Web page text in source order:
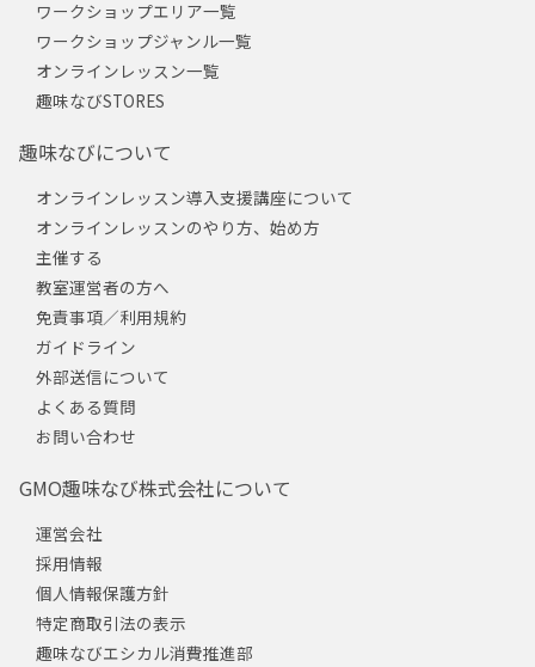
ワークショップエリア一覧
ワークショップジャンル一覧
オンラインレッスン一覧
趣味なびSTORES
趣味なびについて
オンラインレッスン導入支援講座について
オンラインレッスンのやり方、始め方
主催する
教室運営者の方へ
免責事項／利用規約
ガイドライン
外部送信について
よくある質問
お問い合わせ
GMO趣味なび株式会社について
運営会社
採用情報
個人情報保護方針
特定商取引法の表示
趣味なびエシカル消費推進部